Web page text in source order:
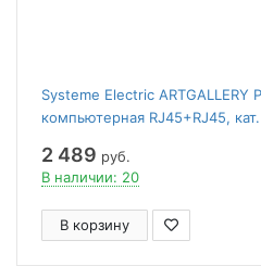
Systeme Electric
компьютерная RJ45+RJ45,
2 489 руб.
В наличии: 20
В корзину